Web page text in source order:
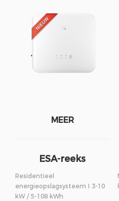
MEER
ESA-reeks
Residentieel
energieopslagsysteem I 3-10
kW / 5-108 kWh